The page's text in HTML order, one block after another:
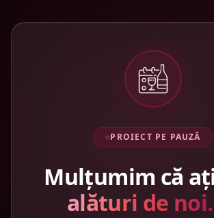
PROIECT PE PAUZĂ
Mulțumim că
alături de noi.